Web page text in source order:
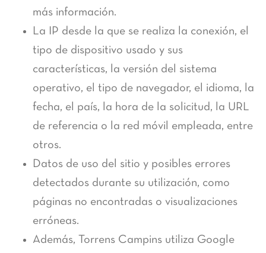
más información.
La IP desde la que se realiza la conexión, el
tipo de dispositivo usado y sus
características, la versión del sistema
operativo, el tipo de navegador, el idioma, la
fecha, el país, la hora de la solicitud, la URL
de referencia o la red móvil empleada, entre
otros.
Datos de uso del sitio y posibles errores
detectados durante su utilización, como
páginas no encontradas o visualizaciones
erróneas.
Además, Torrens Campins utiliza Google